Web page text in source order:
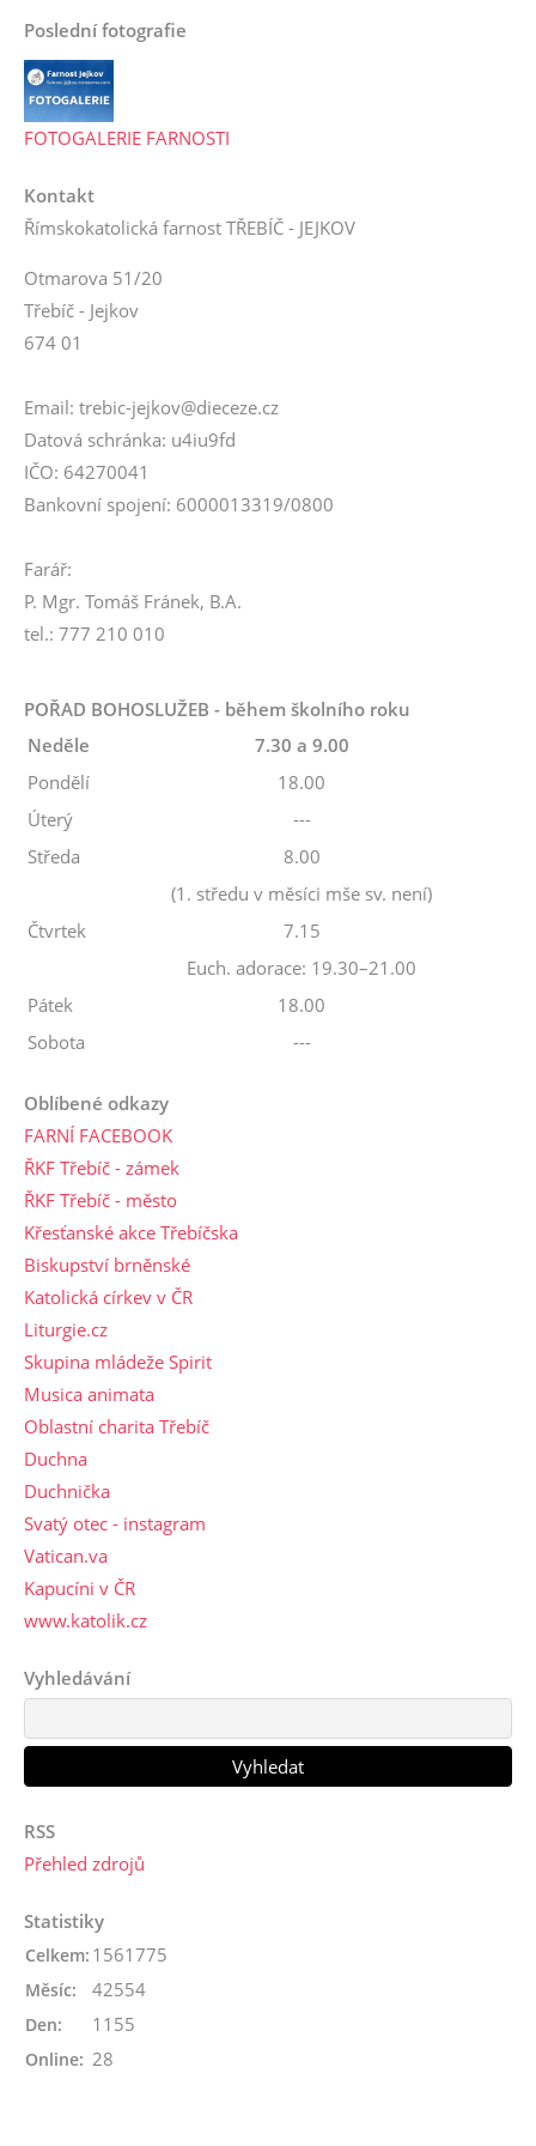
Poslední fotografie
FOTOGALERIE FARNOSTI
Kontakt
Římskokatolická farnost TŘEBÍČ - JEJKOV
Otmarova 51/20
Třebíč - Jejkov
674 01
Email: trebic-jejkov@dieceze.cz
Datová schránka: u4iu9fd
IČO: 64270041
Bankovní spojení: 6000013319/0800
Farář:
P. Mgr. Tomáš Fránek, B.A.
tel.: 777 210 010
POŘAD BOHOSLUŽEB - během školního roku
Neděle
7.30 a 9.00
Pondělí
18.00
Úterý
---
Středa
8.00
(1. středu v měsíci mše sv. není)
Čtvrtek
7.15
Euch. adorace: 19.30–21.00
Pátek
18.00
Sobota
---
Oblíbené odkazy
FARNÍ FACEBOOK
ŘKF Třebíč - zámek
ŘKF Třebíč - město
Křesťanské akce Třebíčska
Biskupství brněnské
Katolická církev v ČR
Liturgie.cz
Skupina mládeže Spirit
Musica animata
Oblastní charita Třebíč
Duchna
Duchnička
Svatý otec - instagram
Vatican.va
Kapucíni v ČR
www.katolik.cz
Vyhledávání
RSS
Přehled zdrojů
Statistiky
Online: 28
Celkem: 1561775
Měsíc: 42554
Den: 1155